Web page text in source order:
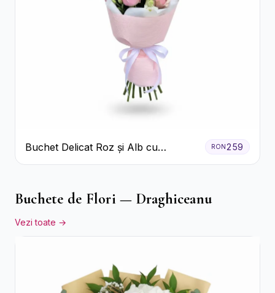
Buchet Delicat Roz și Alb cu
Trandafiri și Lisianthus
RON 259
Buchete de Flori — Draghiceanu
Vezi toate →